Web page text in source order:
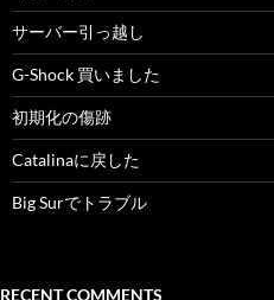
サーバー引っ越し
G-Shock 買いました
初期化の傷跡
Catalinaに戻した
Big Surでトラブル
RECENT COMMENTS